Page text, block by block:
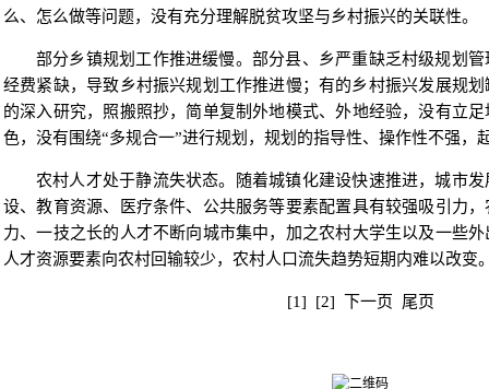
么、怎么做等问题，没有充分理解脱贫攻坚与乡村振兴的关联性。
部分乡镇规划工作推进缓慢。部分县、乡严重缺乏村级规划
经费紧缺，导致乡村振兴规划工作推进慢；有的乡村振兴发展规
的深入研究，照搬照抄，简单复制外地模式、外地经验，没有立
色，没有围绕“多规合一”进行规划，规划的指导性、操作性不强，
农村人才处于静流失状态。随着城镇化建设快速推进，城市
设、教育资源、医疗条件、公共服务等要素配置具有较强吸引力
力、一技之长的人才不断向城市集中，加之农村大学生以及一些
人才资源要素向农村回输较少，农村人口流失趋势短期内难以改变
[1] [2] 下一页 尾页